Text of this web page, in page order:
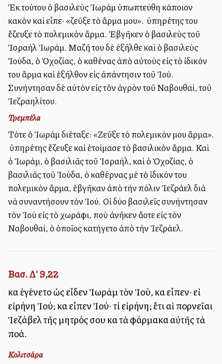
Ἐκ τούτου ὁ βασιλεὺς Ἰωρὰμ ὑπωπτεύθη κάποιον
κακὸν καὶ εἶπε· «ζεῦξε τὸ ἅρμα μου». Ὁ ὑπηρέτης του
ἔζευξε τὸ πολεμικὸν ἅρμα. Ἐβγῆκεν ὁ βασιλεὺς τοῦ
Ἰσραὴλ Ἰωράμ. Μαζῆ του δὲ ἐξῆλθε καὶ ὁ βασιλεὺς
Ἰούδα, ὁ Ὀχοζίας, ὁ καθένας ἀπὸ αὐτοὺς εἰς τὸ ἰδικόν
του ἅρμα καὶ ἐξῆλθον εἰς ἀπάντησιν τοῦ Ἰού.
Συνήντησαν δὲ αὐτὸν εἰς τὸν ἀγρὸν τοῦ Ναβουθαί, τοῦ
Ἰεζραηλίτου.
Τρεμπέλα
Τότε ὁ Ἰωρὰμ διέταξε: «Ζεῦξε τὸ πολεμικόν μου ἅρμα».
Ὁ ὑπηρέτης ἔζευξε καὶ ἑτοίμασε τὸ βασιλικὸν ἅρμα. Καὶ
ὁ Ἰωράμ, ὁ βασιλιᾶς τοῦ Ἰσραήλ, καὶ ὁ Ὀχοζίας, ὁ
βασιλιᾶς τοῦ Ἰούδα, ὁ καθέρνας μὲ τὸ ἰδικόν του
πολεμικὸν ἅρμα, ἐβγῆκαν ἀπὸ τὴν πόλιν Ἰεζράελ διὰ
νὰ συναντήσουν τὸν Ἰού. Οἱ δύο βασιλεῖς συνήντησαν
τὸν Ἰοὺ εἰς τὸ χωράφι, ποὺ ἀνῆκεν ἄλλοτε εἰς τὸν
Ναβουθαί, ὁ ὁποῖος κατήγετο ἀπὸ τὴν Ἰεζράελ.
Βασ. Δ' 9,22
καὶ ἐγένετο ὡς εἶδεν Ἰωρὰμ τὸν Ἰού, καὶ εἶπεν· εἰ
εἰρήνη Ἰού; καὶ εἶπεν Ἰού· τί εἰρήνη; ἔτι αἱ πορνεῖαι
Ἰεζάβελ τῆς μητρός σου καὶ τὰ φάρμακα αὐτῆς τὰ
πολλά.
Κολιτσάρα